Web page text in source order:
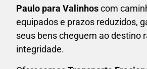
Paulo para Valinhoscom
equipados e prazos reduzidos,
seus bens cheguem ao destino
integridade.